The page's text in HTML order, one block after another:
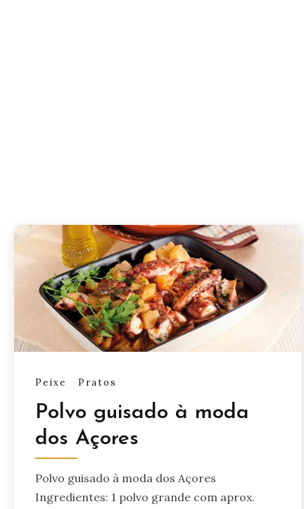
Peixe Pratos
Polvo guisado à moda
dos Açores
Polvo guisado à moda dos Açores
Ingredientes: 1 polvo grande com aprox.